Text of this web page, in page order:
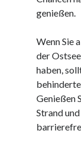
kunst und
nordsee
nordsee urlaub
ostsee
ostsee urlaub
genießen.
Wenn Sie
der
haben,
Genießen
Strand